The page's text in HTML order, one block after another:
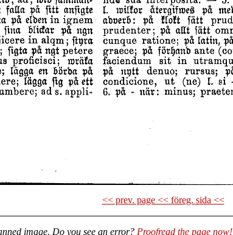
<< prev. page << föreg. sida <<
image. Do you see an error? Proofread the page now!